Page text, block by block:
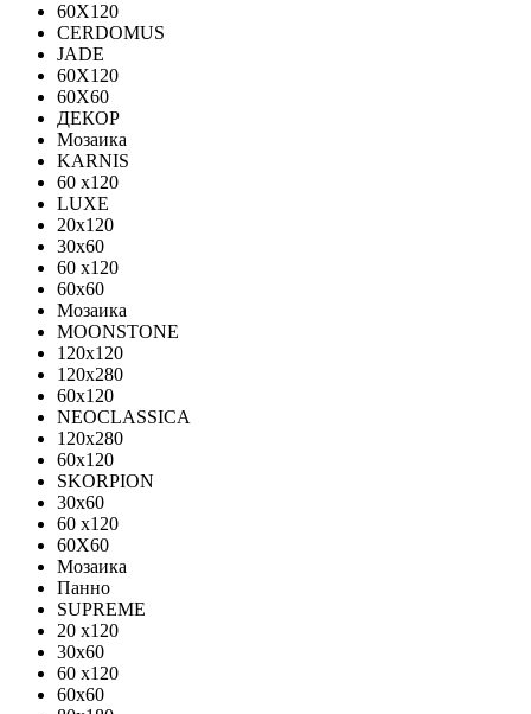
60X120
CERDOMUS
JADE
60X120
60X60
ДЕКОР
Мозаика
KARNIS
60 x120
LUXE
20x120
30х60
60 x120
60x60
Мозаика
MOONSTONE
120x120
120х280
60x120
NEOCLASSICA
120х280
60х120
SKORPION
30х60
60 x120
60X60
Мозаика
Панно
SUPREME
20 x120
30x60
60 x120
60x60